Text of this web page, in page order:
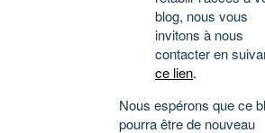
blog, nous vous
invitons à nous
contacter en
ce lien.
Nous espérons que ce
pourra être de nouveau